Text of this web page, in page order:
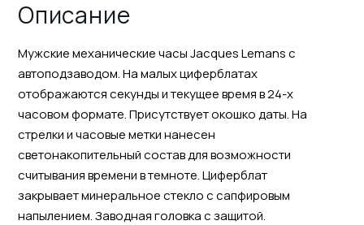
Описание
Мужские механические часы Jacques Lemans с
автоподзаводом. На малых циферблатах
отображаются секунды и текущее время в 24-х
часовом формате. Присутствует окошко даты. На
стрелки и часовые метки нанесен
светонакопительный состав для возможности
считывания времени в темноте. Циферблат
закрывает минеральное стекло с сапфировым
напылением. Заводная головка с защитой.